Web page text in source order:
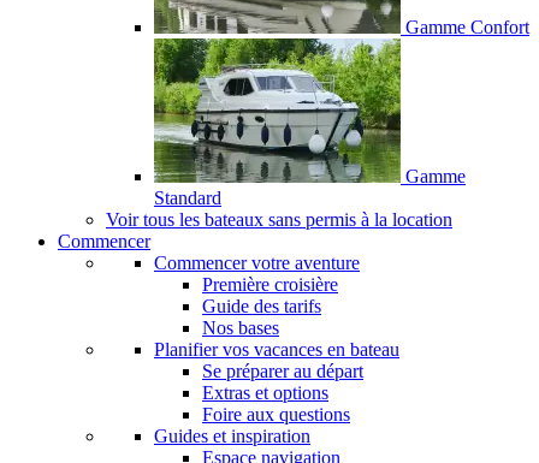
Gamme Confort
Gamme
Standard
Voir tous les bateaux sans permis à la location
Commencer
Commencer votre aventure
Première croisière
Guide des tarifs
Nos bases
Planifier vos vacances en bateau
Se préparer au départ
Extras et options
Foire aux questions
Guides et inspiration
Espace navigation